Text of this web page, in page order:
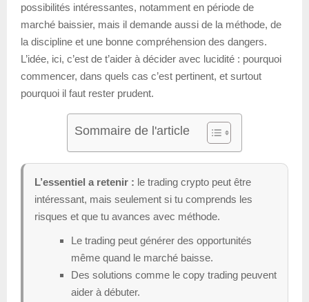
possibilités intéressantes, notamment en période de
marché baissier, mais il demande aussi de la méthode, de
la discipline et une bonne compréhension des dangers.
L’idée, ici, c’est de t’aider à décider avec lucidité : pourquoi
commencer, dans quels cas c’est pertinent, et surtout
pourquoi il faut rester prudent.
Sommaire de l'article
L’essentiel a retenir : le trading crypto peut être
intéressant, mais seulement si tu comprends les
risques et que tu avances avec méthode.
Le trading peut générer des opportunités
même quand le marché baisse.
Des solutions comme le copy trading peuvent
aider à débuter.